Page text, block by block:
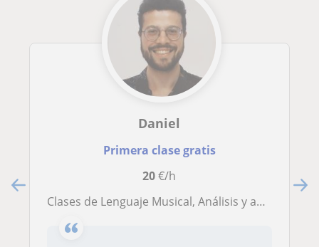
Daniel
Primera clase gratis
20€/h
Clases de Lenguaje Musical, Análisis y apoyo para materias de Música de ESO y Bachillerato Artístico